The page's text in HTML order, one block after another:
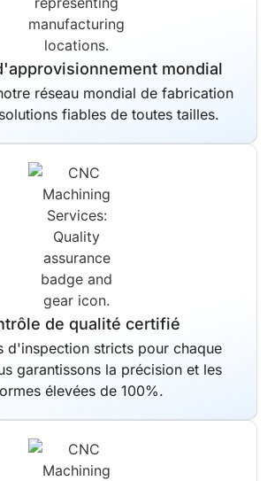
mondial
réseau mondial de fabrication
fiables de toutes tailles.
de qualité certifié
d'inspection stricts pour chaque
garantissons la précision et les
élevées de 100%.